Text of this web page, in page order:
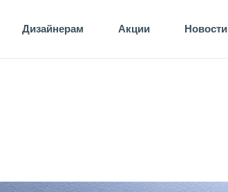
Дизайнерам Акции Новости